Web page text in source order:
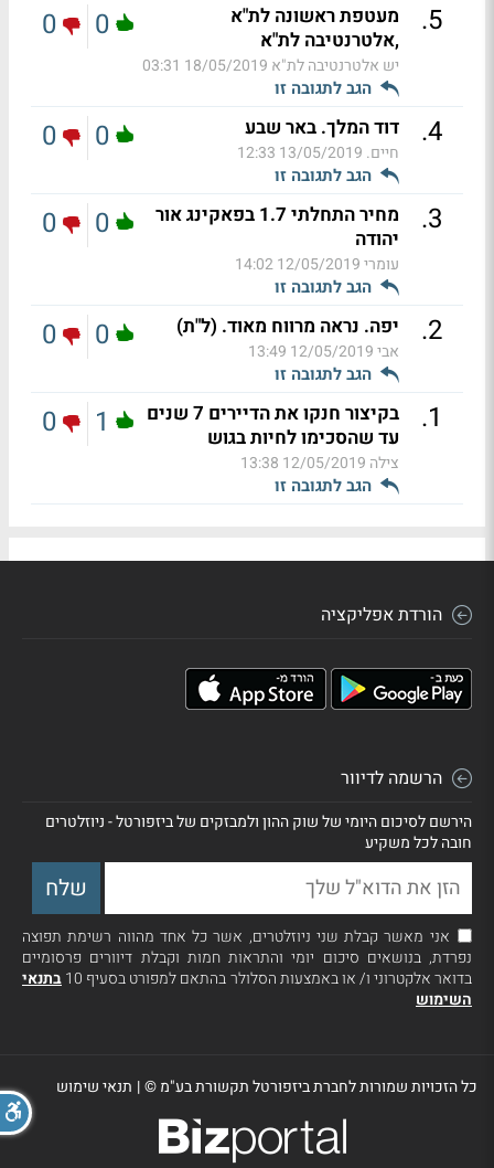
5
.
מעטפת ראשונה לת"א
,אלטרנטיבה לת"א
יש אלטרנטיבה לת"א 18/05/2019 03:31
הגב לתגובה זו
0
0
4
. דוד המלך. באר שבע
חיים. 13/05/2019 12:33
הגב לתגובה זו
0
0
3
.
מחיר התחלתי 1.7 בפאקינג אור
יהודה
עומרי12/05/2019 14:02
הגב לתגובה זו
0
0
2
. יפה. נראה מרווח מאוד. (ל"ת)
אבי12/05/2019 13:49
הגב לתגובה זו
0
0
1
.
בקיצור חנקו את הדיירים 7 שנים
עד שהסכימו לחיות בגוש
צילה 12/05/2019 13:38
הגב לתגובה זו
1
0
הורדת אפליקציה
הרשמה לדיוור
הירשם לסיכום היומי של שוק ההון ולמבזקים של ביזפורטל - ניוזלטרים
חובה לכל משקיע
אני מאשר קבלת שני ניוזלטרים, אשר כל אחד מהווה רשימת תפוצה
נפרדת, בנושאים סיכום יומי והתראות חמות וקבלת דיוורים פרסומיים
בדואר אלקטרוני ו/ או באמצעות הסלולר בהתאם למפורט בסעיף 10
בתנאי
השימוש
כל הזכויות שמורות לחברת ביזפורטל תקשורת בע"מ ©| תנאי שימוש